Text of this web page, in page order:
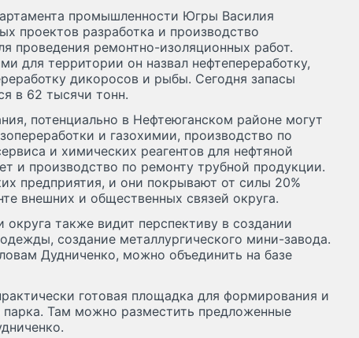
промышленности Югры Василия
проектов разработка и производство
проведения ремонтно-изоляционных работ.
для территории он назвал нефтепереработку,
дикоросов и рыбы. Сегодня запасы
в 62 тысячи тонн.
потенциально в Нефтеюганском районе могут
и газохимии, производство по
и химических реагентов для нефтяной
и производство по ремонту трубной продукции.
предприятия, и они покрывают от силы 20%
внешних и общественных связей округа.
также видит перспективу в создании
создание металлургического мини-завода.
Дудниченко, можно объединить на базе
готовая площадка для формирования и
Там можно разместить предложенные